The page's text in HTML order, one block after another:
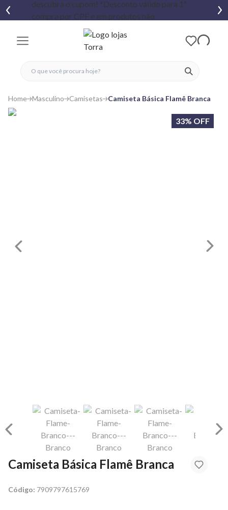
ver
fechar menu
fechar menu
favoritos
Home Masculino Camisetas Camiseta Básica Flamê Branca
33% OFF
Camiseta Básica Flamê Branca
Código: 7909797615769